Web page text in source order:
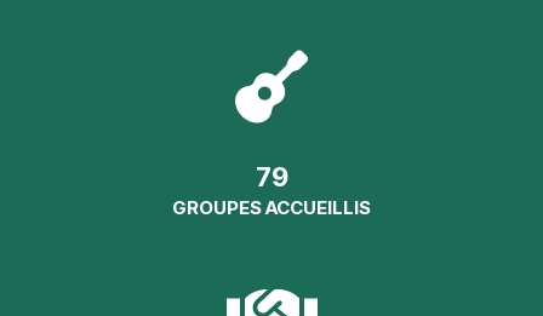
79
GROUPES ACCUEILLIS